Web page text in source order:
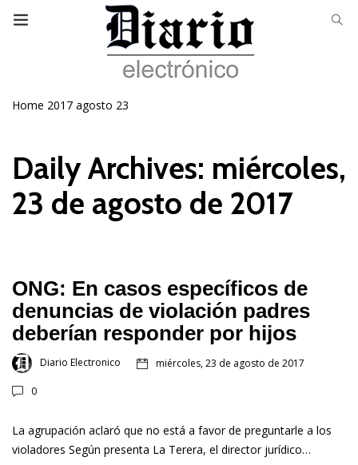
Home 2017 agosto 23
Daily Archives: miércoles,
23 de agosto de 2017
ONG: En casos específicos de
denuncias de violación padres
deberían responder por hijos
Diario Electronico miércoles, 23 de agosto de 2017
0
La agrupación aclaró que no está a favor de preguntarle a los
violadores Según presenta La Terera, el director jurídico…